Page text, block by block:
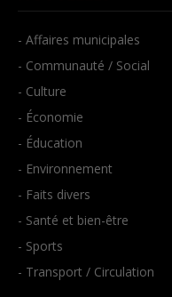
- Affaires municipales
- Communauté / Social
- Culture
- Économie
- Éducation
- Environnement
- Faits divers
- Santé et bien-être
- Sports
- Transport / Circulation